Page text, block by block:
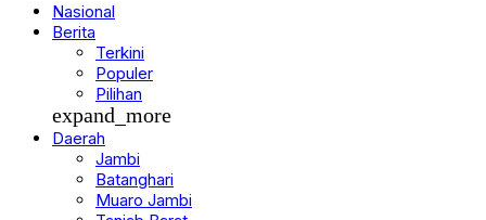
Nasional
Berita
Terkini
Populer
Pilihan
expand_more
Daerah
Jambi
Batanghari
Muaro Jambi